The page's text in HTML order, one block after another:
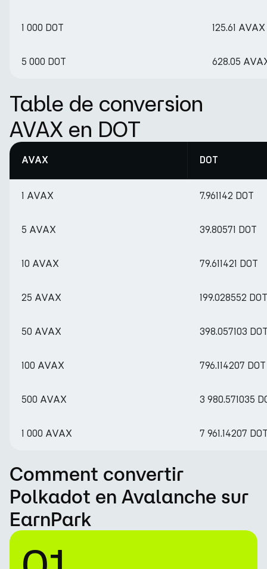
1 000 DOT 125.61 AVAX
5 000 DOT 628.05
Table de conversion
AVAX en DOT
AVAX DOT
1 AVAX 7.961142 DOT
5 AVAX 39.80571 DOT
10 AVAX 79.611421 DOT
25 AVAX 199.028552 DOT
50 AVAX 398.057103
100 AVAX 796.114207 DOT
500 AVAX 3 980.571035
1 000 AVAX 7 961.14207
Comment convertir
Polkadot en Avalanche sur
EarnPark